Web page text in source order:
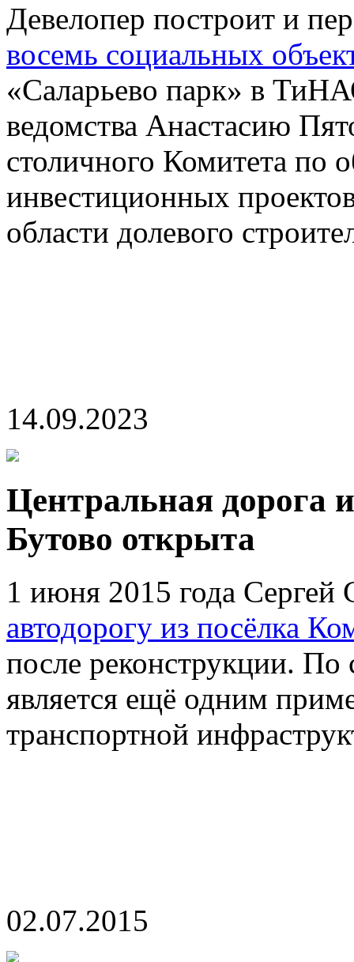
Девелопер построит и
восемь социальных
«Саларьево парк» в
ведомства Анастасию
столичного Комитета по
инвестиционных
области долевого
14.09.2023
Центральная
Бутово открыта
1 июня 2015 года
автодорогу из посёлка
после реконструкции. По
является ещё одним
транспортной
02.07.2015